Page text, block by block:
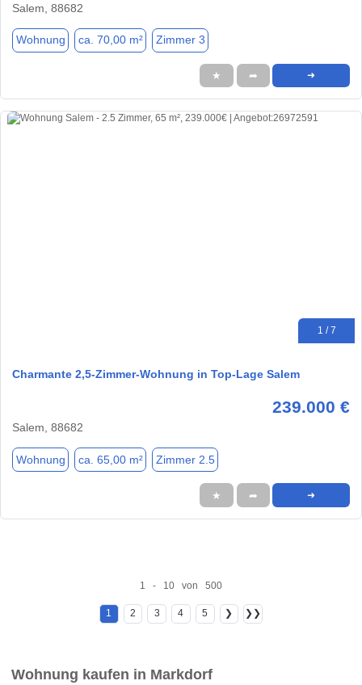
Salem, 88682
Wohnung ca. 70,00 m² Zimmer 3
★ ➦ ➜
1 / 7
Charmante 2,5-Zimmer-Wohnung in Top-Lage Salem
239.000 €
Salem, 88682
Wohnung ca. 65,00 m² Zimmer 2.5
★ ➦ ➜
1 - 10 von 500
1 2 3 4 5 ❯ ❯❯
Wohnung kaufen in Markdorf